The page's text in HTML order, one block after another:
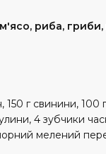
риба,
г свинини, 100
4 зубчики
мелений